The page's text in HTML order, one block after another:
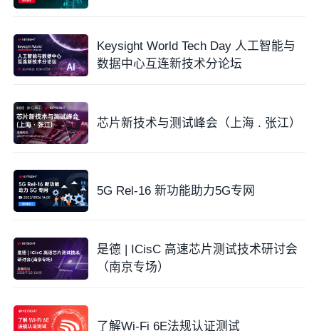
Keysight World Tech Day 人工智能与
数据中心互连新技术分论坛
芯片新技术与测试峰会（上海 . 张江）
5G Rel-16 新功能助力5G专网
是德 | ICisC 高速芯片测试技术研讨会
（南京专场）
了解Wi-Fi 6E法规认证测试